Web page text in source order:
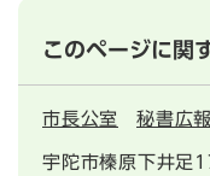
このページに関
市長公室 秘書広
宇陀市榛原下井